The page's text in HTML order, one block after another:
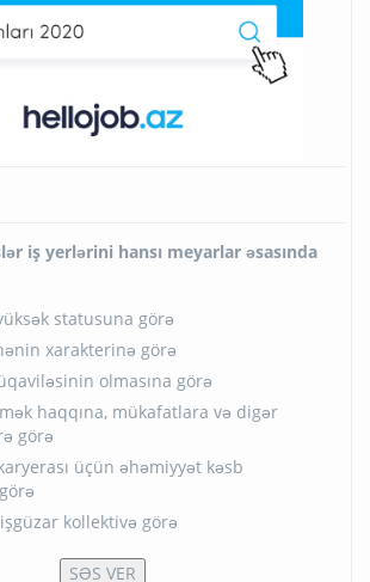
iş yerlərini hansı meyarlar əsasında
statusuna görə
xarakterinə görə
olmasına görə
haqqına, mükafatlara və digər
görə
üçün əhəmiyyət kəsb
kollektivə görə